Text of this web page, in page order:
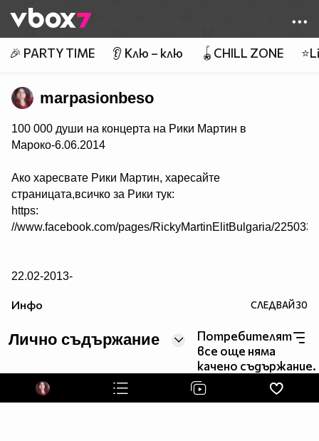
👾
🎉 PARTY TIME 👂 Клю – клю 🪀CHILL ZONE
marpasionbeso
100 000 души на концерта на Рики Мартин в
Мароко-6.06.2014
Ако харесвате Рики Мартин, харесайте
страницата,всичко за Рики тук:
https:
//www.facebook.com/pages/RickyMartinElitBulgaria/
22.02-2013-
ТУИТЪР. АЗ СЪМ НА СЕДМОТО НЕБЕ. ОБИЧАМ
15.04.2014- съобщение от Рики Мартин за мен в
Туитър: Няма търпение да дойде в София и ми
изпраща много любов.
Инфо СЛЕДВАЙ30
Лично съдържание
Потребителят
все още няма
качено съдържание.